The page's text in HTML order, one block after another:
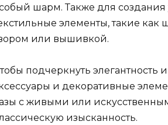
шарм. Также для
элементы, такие
или вышивкой.
подчеркнуть элегантность
и декоративные
с живыми или
изысканность.